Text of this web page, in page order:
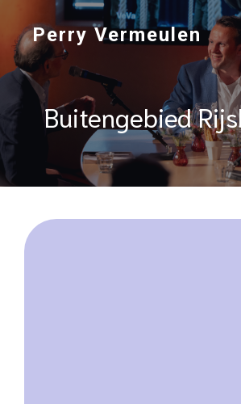
Perry Vermeulen
Buitengebied